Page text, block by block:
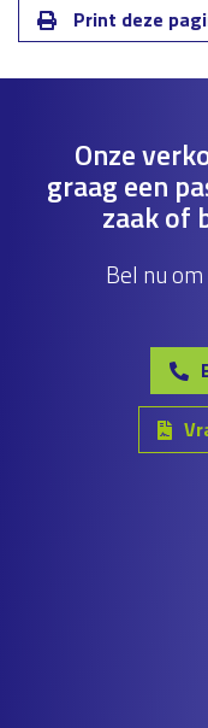
Print deze
Onze
graag een
zaak of
Bel nu